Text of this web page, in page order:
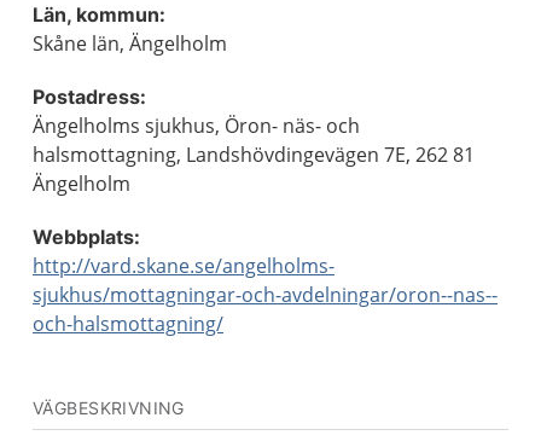
Län, kommun:
Skåne län, Ängelholm
Postadress:
Ängelholms sjukhus, Öron- näs- och
halsmottagning, Landshövdingevägen 7E, 262 81
Ängelholm
Webbplats:
http://vard.skane.se/angelholms-
sjukhus/mottagningar-och-avdelningar/oron--nas--
och-halsmottagning/
VÄGBESKRIVNING